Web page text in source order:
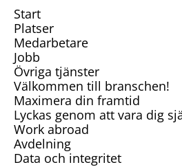
Start
Platser
Medarbetare
Jobb
Övriga tjänster
Välkommen till branschen!
Maximera din framtid
Lyckas genom att vara dig
Work abroad
Avdelning
Data och integritet